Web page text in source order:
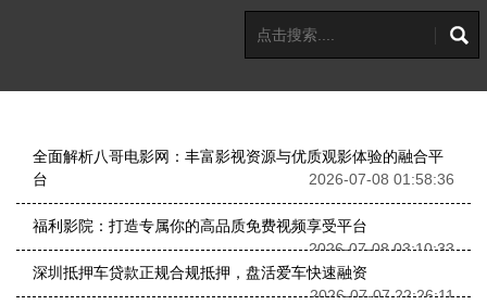
全面解析八哥电影网：丰富影视资源与优质观影体验的融合平
台
2026-07-08 01:58:36
福利影院：打造专属你的高品质免费视频享受平台
2026-07-08 03:10:33
深圳抵押车贷款正规合规抵押，盘活爱车快速融资
2026-07-07 22:26:11